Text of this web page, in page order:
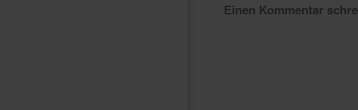
Einen Kommentar